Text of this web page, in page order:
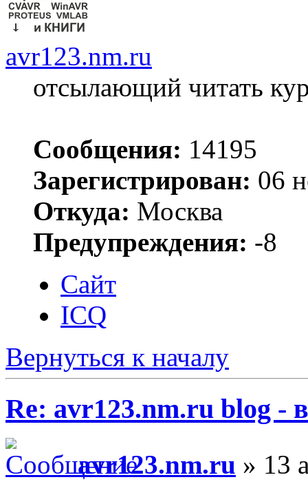
avr123.nm.ru
отсылающий читать
Сообщения: 14195
Зарегистрирован: 06
Откуда: Москва
Предупреждения: -8
Сайт
ICQ
Вернуться к началу
Re: avr123.nm.ru blog -
avr123.nm.ru » 13